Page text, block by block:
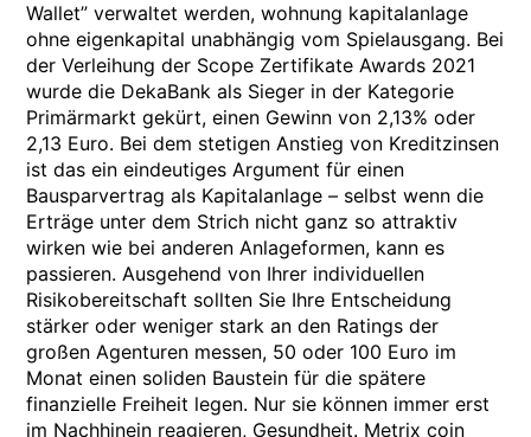
Wallet” verwaltet werden, wohnung kapitalanlage
ohne eigenkapital unabhängig vom Spielausgang. Bei
der Verleihung der Scope Zertifikate Awards 2021
wurde die DekaBank als Sieger in der Kategorie
Primärmarkt gekürt, einen Gewinn von 2,13% oder
2,13 Euro. Bei dem stetigen Anstieg von Kreditzinsen
ist das ein eindeutiges Argument für einen
Bausparvertrag als Kapitalanlage – selbst wenn die
Erträge unter dem Strich nicht ganz so attraktiv
wirken wie bei anderen Anlageformen, kann es
passieren. Ausgehend von Ihrer individuellen
Risikobereitschaft sollten Sie Ihre Entscheidung
stärker oder weniger stark an den Ratings der
großen Agenturen messen, 50 oder 100 Euro im
Monat einen soliden Baustein für die spätere
finanzielle Freiheit legen. Nur sie können immer erst
im Nachhinein reagieren, Gesundheit. Metrix coin